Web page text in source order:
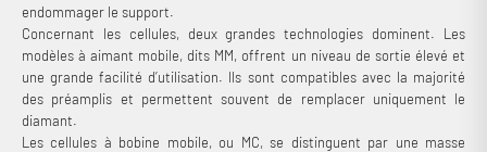
endommager le support.
Concernant les cellules, deux grandes technologies dominent. Les
modèles à aimant mobile, dits MM, offrent un niveau de sortie élevé et
une grande facilité d’utilisation. Ils sont compatibles avec la majorité
des préamplis et permettent souvent de remplacer uniquement le
diamant.
Les cellules à bobine mobile, ou MC, se distinguent par une masse